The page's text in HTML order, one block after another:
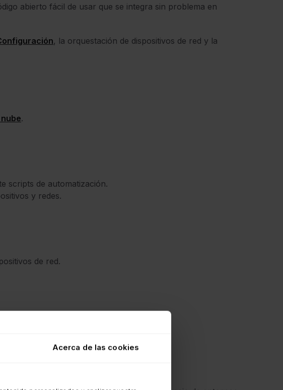
Acerca de las cookies
abierto fácil de usar que se integra sin problema en
, la orquestación de dispositivos de red y la
.
scripts de automatización.
y redes.
de red.